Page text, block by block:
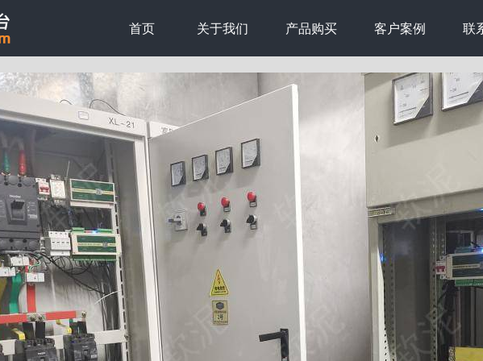
首页 关于我们 产品购买 客户案例 联